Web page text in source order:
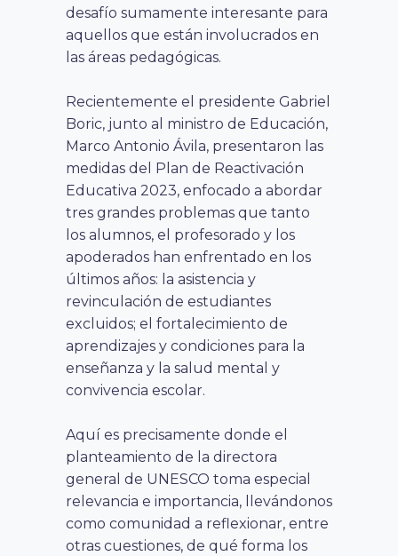
desafío sumamente interesante para
aquellos que están involucrados en
las áreas pedagógicas.
Recientemente el presidente Gabriel
Boric, junto al ministro de Educación,
Marco Antonio Ávila, presentaron las
medidas del Plan de Reactivación
Educativa 2023, enfocado a abordar
tres grandes problemas que tanto
los alumnos, el profesorado y los
apoderados han enfrentado en los
últimos años: la asistencia y
revinculación de estudiantes
excluidos; el fortalecimiento de
aprendizajes y condiciones para la
enseñanza y la salud mental y
convivencia escolar.
Aquí es precisamente donde el
planteamiento de la directora
general de UNESCO toma especial
relevancia e importancia, llevándonos
como comunidad a reflexionar, entre
otras cuestiones, de qué forma los